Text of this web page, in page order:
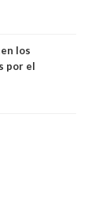
los
por el